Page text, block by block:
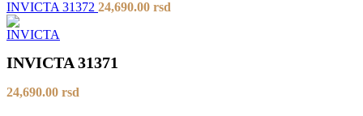
INVICTA 31372 24,690.00 rsd
INVICTA 31371
24,690.00 rsd